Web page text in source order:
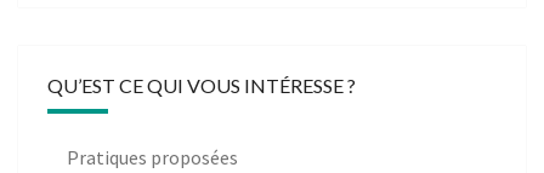
QU’EST CE QUI VOUS INTÉRESSE ?
Pratiques proposées